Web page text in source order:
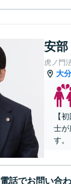
安
虎ノ門
大
【
士が
す。
電話でお問い合